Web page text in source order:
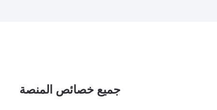
جميع خصائص المنصة